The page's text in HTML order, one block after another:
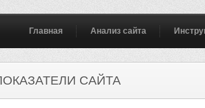
Главная Анализ сайта
САЙТА